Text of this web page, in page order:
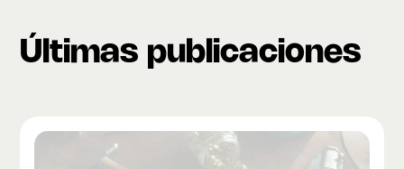
Últimas publicaciones